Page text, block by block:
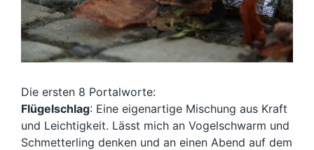
Die ersten 8 Portalworte:
Flügelschlag: Eine eigenartige Mischung aus Kraft
und Leichtigkeit. Lässt mich an Vogelschwarm und
Schmetterling denken und an einen Abend auf dem